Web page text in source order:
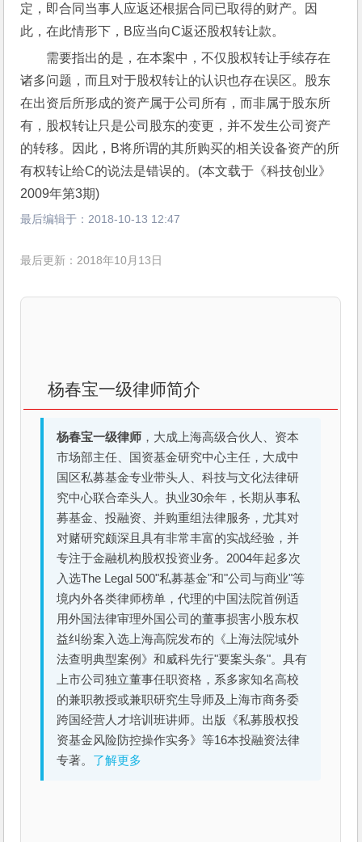
定，即合同当事人应返还根据合同已取得的财产。因
此，在此情形下，B应当向C返还股权转让款。
需要指出的是，在本案中，不仅股权转让手续存在
诸多问题，而且对于股权转让的认识也存在误区。股东
在出资后所形成的资产属于公司所有，而非属于股东所
有，股权转让只是公司股东的变更，并不发生公司资产
的转移。因此，B将所谓的其所购买的相关设备资产的所
有权转让给C的说法是错误的。(本文载于《科技创业》
2009年第3期)
最后编辑于： 2018-10-13 12:47
最后更新：2018年10月13日
杨春宝一级律师简介
杨春宝一级律师 ，大成上海高级合伙人、资本
市场部主任、国资基金研究中心主任，大成中
国区私募基金专业带头人、科技与文化法律研
究中心联合牵头人。执业30余年，长期从事私
募基金、投融资、并购重组法律服务，尤其对
对赌研究颇深且具有非常丰富的实战经验，并
专注于金融机构股权投资业务。2004年起多次
入选The Legal 500"私募基金"和"公司与商业"等
境内外各类律师榜单，代理的中国法院首例适
用外国法律审理外国公司的董事损害小股东权
益纠纷案入选上海高院发布的《上海法院域外
法查明典型案例》和威科先行"要案头条"。具有
上市公司独立董事任职资格，系多家知名高校
的兼职教授或兼职研究生导师及上海市商务委
跨国经营人才培训班讲师。出版《私募股权投
资基金风险防控操作实务》等16本投融资法律
专著。 了解更多